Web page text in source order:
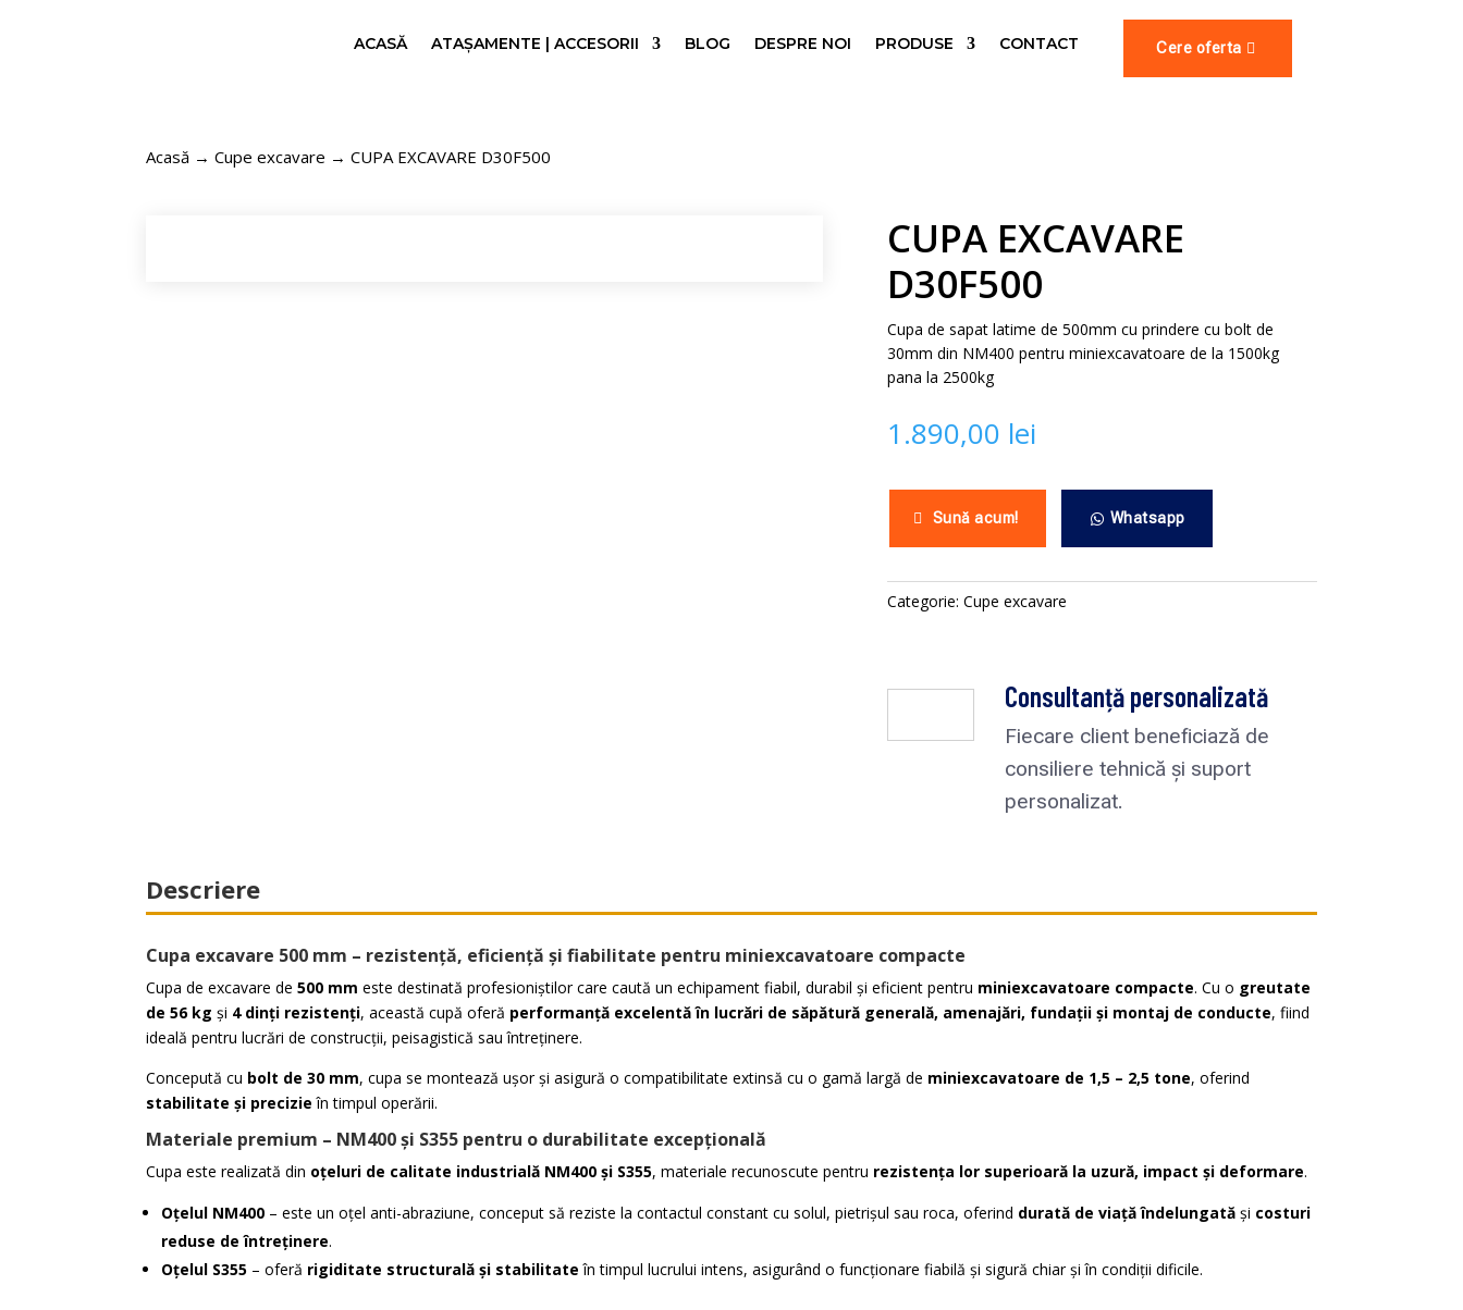
ACASĂ ATAȘAMENTE | ACCESORII BLOG DESPRE NOI PRODUSE CONTACT Cere oferta
Acasă →Cupe excavare → CUPA EXCAVARE D30F500
CUPA EXCAVARE
D30F500
Cupa de sapat latime de 500mm cu prindere cu bolt de
30mm din NM400 pentru miniexcavatoare de la 1500kg
pana la 2500kg
1.890,00 lei
Sună acum! Whatsapp
Categorie: Cupe excavare
Consultanță personalizată
Fiecare client beneficiază de
consiliere tehnică și suport
personalizat.
Descriere
Cupa excavare 500 mm – rezistență, eficiență și fiabilitate pentru miniexcavatoare compacte
Cupa de excavare de500 mm este destinată profesioniștilor care caută un echipament fiabil, durabil și eficient pentru miniexcavatoare compacte. Cu o greutate
de 56 kg și 4 dinți rezistenți, această cupă oferă performanță excelentă în lucrări de săpătură generală, amenajări, fundații și montaj de conducte, fiind
ideală pentru lucrări de construcții, peisagistică sau întreținere.
Concepută cu bolt de 30 mm, cupa se montează ușor și asigură o compatibilitate extinsă cu o gamă largă de miniexcavatoare de 1,5 – 2,5 tone, oferind
stabilitate și precizie în timpul operării.
Materiale premium – NM400 și S355 pentru o durabilitate excepțională
Cupa este realizată din oțeluri de calitate industrială NM400 și S355, materiale recunoscute pentru rezistența lor superioară la uzură, impact și deformare.
Oțelul NM400 – este un oțel anti-abraziune, conceput să reziste la contactul constant cu solul, pietrișul sau roca, oferind durată de viață îndelungată și costuri
reduse de întreținere.
Oțelul S355 – oferă rigiditate structurală și stabilitate în timpul lucrului intens, asigurând o funcționare fiabilă și sigură chiar și în condiții dificile.